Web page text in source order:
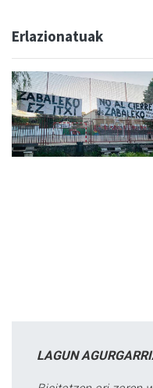
Erlazionatuak
LAGUN